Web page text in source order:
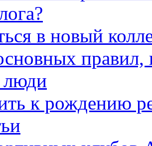
в новый
люди
к рождению